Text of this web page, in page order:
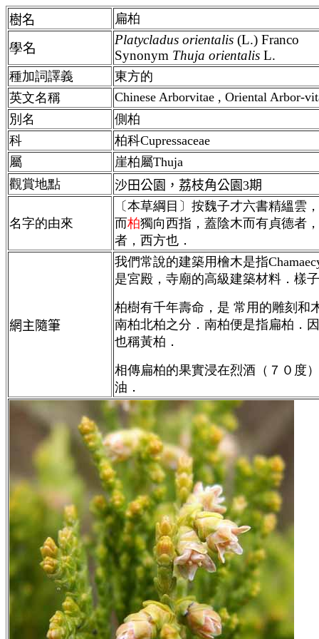
樹名 扁柏
學名
Platycladus orientalis (L.) Franco
Synonym Thuja orientalis L.
種加詞譯義
東方的
英文名稱
Chinese Arborvitae , Oriental Arbor-
別名
側柏
科
柏科Cupressaceae
屬
崖柏屬Thuja
觀賞地點
沙田公園， 荔枝角公園3期
名字的由來
〔本草綱目〕按魏子才六書精縕雲
而柏獨向西指，蓋陰木而有貞德者
者，西方也．
網主隨筆
我們常說的建築用檜木是指
是宮殿，寺廟的高級建築材料．樣
柏樹有千年壽命，是 常用的雕刻和
南柏北柏之分．南柏便是指扁柏．
也稱黃柏．
相傳扁柏的果實浸在烈酒（７０度
油．